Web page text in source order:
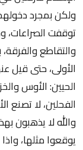
ولكن بمجرد
توقفت الصراعات،
والتقاطع
الأولى، حتى قيل
الحيين: الأوس
الفحلين، لا تصنع
والله لا يذهبون
يوقعوا مثلها،